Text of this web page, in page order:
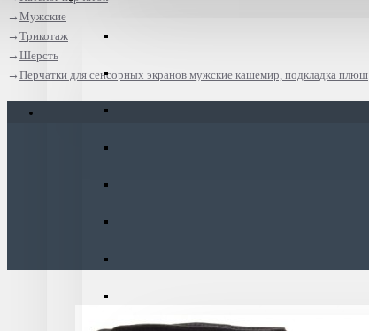
Мужские
Трикотаж
Шерсть
Перчатки для сенсорных экранов мужские кашемир, подкладка плюш